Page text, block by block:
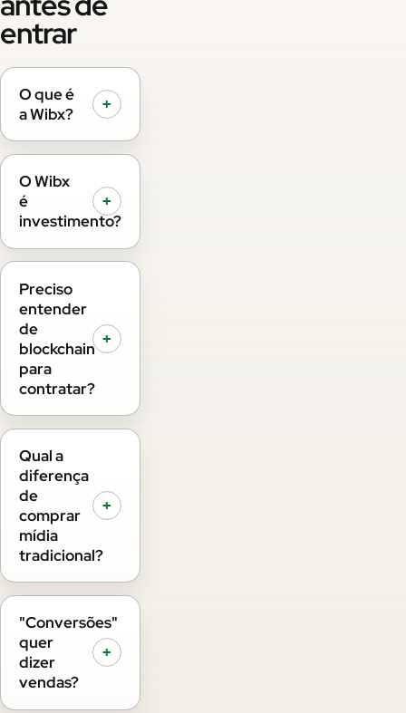
entrar
O que é
a Wibx?
+
O Wibx
é
investimento?
+
Preciso
entender
de
blockchain
para
contratar?
+
Qual a
diferença
de
comprar
mídia
tradicional?
+
"Conversões"
quer
dizer
vendas?
+